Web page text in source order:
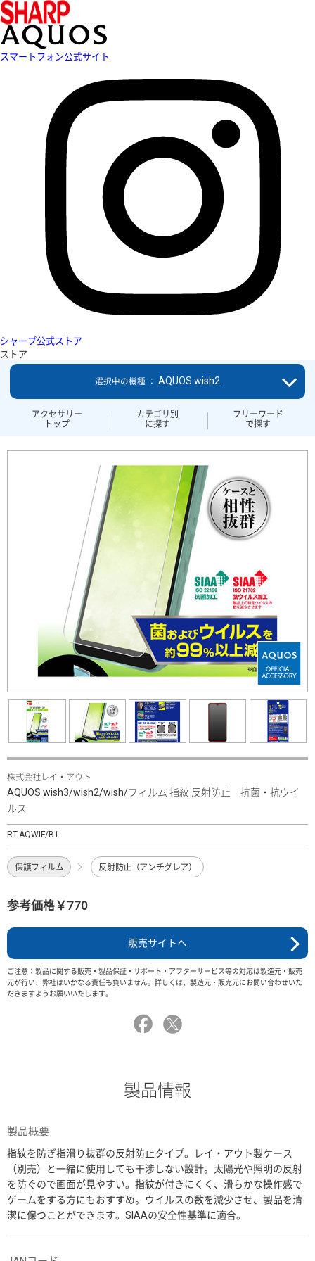
スマートフォン公式サイト
シャープ公式ストア
ストア
アクセサリー
トップ
カテゴリ別
に探す
フリーワード
で探す
選択中の機種 ： AQUOS wish2
株式会社レイ・アウト
AQUOS wish3/wish2/wish/フィルム 指紋 反射防止 抗菌・抗ウイ
ルス
RT-AQWIF/B1
保護フィルム 反射防止（アンチグレア）
参考価格￥770
販売サイトへ
ご注意：製品に関する販売・製品保証・サポート・アフターサービス等の対応は製造元・販売
元が行い、弊社はいかなる責任も負いません。詳しくは、製造元・販売元にお問い合わせいた
だきますようお願いいたします。
製品情報
製品概要
指紋を防ぎ指滑り抜群の反射防止タイプ。レイ・アウト製ケース
（別売）と一緒に使用しても干渉しない設計。太陽光や照明の反射
を防ぐので画面が見やすい。指紋が付きにくく、滑らかな操作感で
ゲームをする方にもおすすめ。ウイルスの数を減少させ、製品を清
潔に保つことができます。SIAAの安全性基準に適合。